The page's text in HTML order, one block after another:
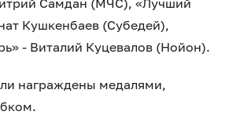
Самдан (МЧС), «Лучший
Кушкенбаев (Субедей),
- Виталий Куцевалов (Нойон).
награждены медалями,